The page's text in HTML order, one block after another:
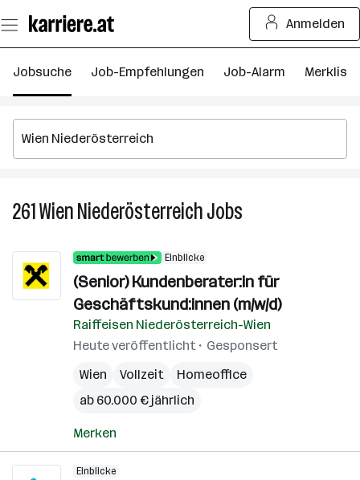
Seiteninhalt
springen
Anmelden
Jobsuche Job-Empfehlungen Job-Alarm Merkliste
261Wien NiederösterreichJobs
Einblicke
(Senior) Kundenberater:in für
Geschäftskund:innen (m/w/d)
Raiffeisen Niederösterreich-Wien
Heute veröffentlicht
Gesponsert
Wien
Vollzeit
Homeoffice
ab 60.000 € jährlich
Merken
Einblicke